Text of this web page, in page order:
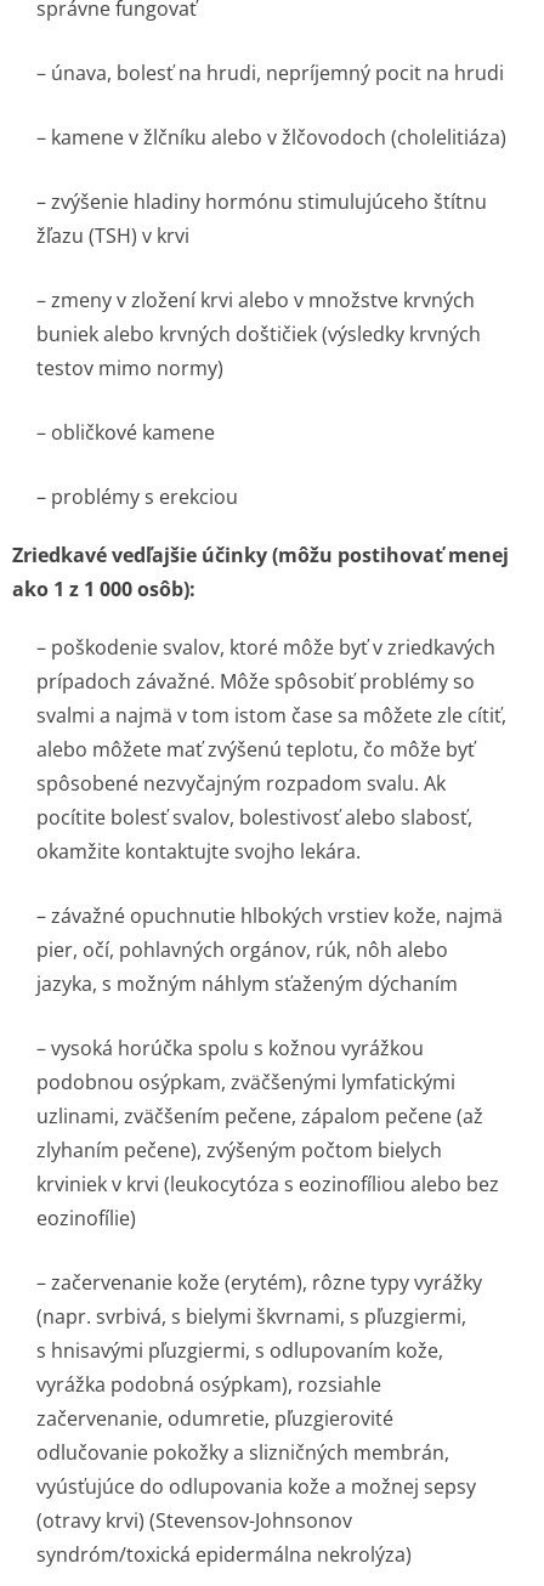
správne fungovať
– únava, bolesť na hrudi, nepríjemný pocit na hrudi
– kamene v žlčníku alebo v žlčovodoch (cholelitiáza)
– zvýšenie hladiny hormónu stimulujúceho štítnu
žľazu (TSH) v krvi
– zmeny v zložení krvi alebo v množstve krvných
buniek alebo krvných doštičiek (výsledky krvných
testov mimo normy)
– obličkové kamene
– problémy s erekciou
Zriedkavé vedľajšie účinky (môžu postihovať menej
ako 1 z 1 000 osôb):
– poškodenie svalov, ktoré môže byť v zriedkavých
prípadoch závažné. Môže spôsobiť problémy so
svalmi a najmä v tom istom čase sa môžete zle cítiť,
alebo môžete mať zvýšenú teplotu, čo môže byť
spôsobené nezvyčajným rozpadom svalu. Ak
pocítite bolesť svalov, bolestivosť alebo slabosť,
okamžite kontaktujte svojho lekára.
– závažné opuchnutie hlbokých vrstiev kože, najmä
pier, očí, pohlavných orgánov, rúk, nôh alebo
jazyka, s možným náhlym sťaženým dýchaním
– vysoká horúčka spolu s kožnou vyrážkou
podobnou osýpkam, zväčšenými lymfatickými
uzlinami, zväčšením pečene, zápalom pečene (až
zlyhaním pečene), zvýšeným počtom bielych
krviniek v krvi (leukocytóza s eozinofíliou alebo bez
eozinofílie)
– začervenanie kože (erytém), rôzne typy vyrážky
(napr. svrbivá, s bielymi škvrnami, s pľuzgiermi,
s hnisavými pľuzgiermi, s odlupovaním kože,
vyrážka podobná osýpkam), rozsiahle
začervenanie, odumretie, pľuzgierovité
odlučovanie pokožky a slizničných membrán,
vyúsťujúce do odlupovania kože a možnej sepsy
(otravy krvi) (Stevensov-Johnsonov
syndróm/toxická epidermálna nekrolýza)